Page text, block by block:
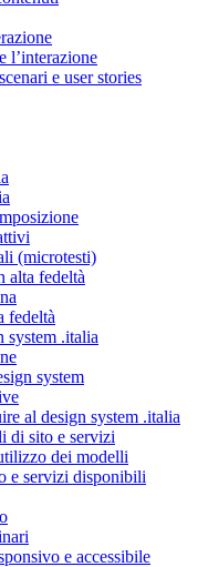
l’interazione
e user stories
(microtesti)
alta fedeltà
fedeltà
system .italia
system
al design system .italia
di sito e servizi
dei modelli
e servizi disponibili
e accessibile